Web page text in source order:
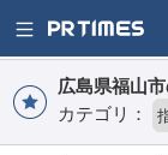
広島県福山
カテゴリ：